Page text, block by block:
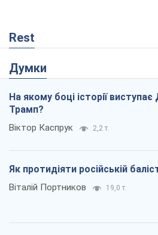
Rest
Думки
На якому боці історії
Трамп?
Віктор Каспрук 2,2 т.
Як протидіяти російській
Віталій Портников 19,0 т.